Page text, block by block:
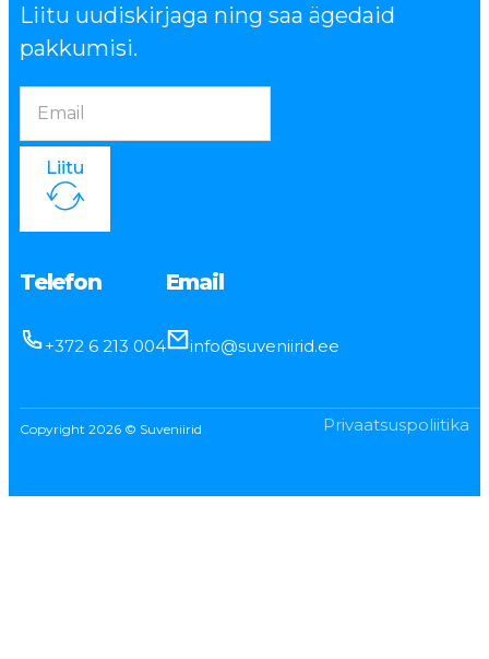
Liitu uudiskirjaga ning saa ägedaid
pakkumisi.
Liitu
Telefon
+372 6 213 004
Email
info@suveniirid.ee
Copyright 2026 © Suveniirid Privaatsuspoliitika